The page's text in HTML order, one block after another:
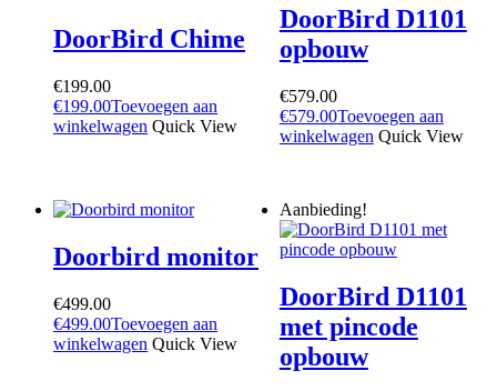
DoorBird Chime
€199.00
€199.00Toevoegen aan
winkelwagen Quick View
DoorBird D1101
opbouw
€579.00
€579.00Toevoegen aan
winkelwagen Quick View
Doorbird monitor
€499.00
€499.00Toevoegen aan
winkelwagen Quick View
Aanbieding!
DoorBird D1101
met pincode
opbouw